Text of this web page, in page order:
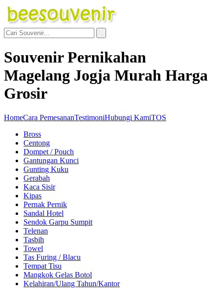
Souvenir Pernikahan
Magelang Jogja Murah Harga
Grosir
HomeCara PemesananTestimoniHubungi KamiTOS
Bross
Centong
Dompet / Pouch
Gantungan Kunci
Gunting Kuku
Gerabah
Kaca Sisir
Kipas
Pernak Pernik
Sandal Hotel
Sendok Garpu Sumpit
Telenan
Tasbih
Towel
Tas Furing / Blacu
Tempat Tisu
Mangkok Gelas Botol
Kelahiran/Ulang Tahun/Kantor